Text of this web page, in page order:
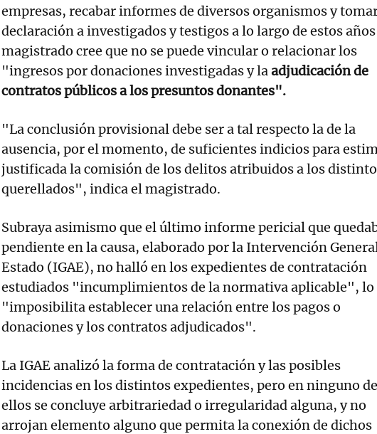
empresas, recabar informes de diversos organismos y
declaración a investigados y testigos a lo largo de estos
magistrado cree que no se puede vincular o relacionar los
"ingresos por donaciones investigadas y laadjudicación de
contratos públicos a los presuntos donantes".
"La conclusión provisional debe ser a tal respecto la de la
ausencia, por el momento, de suficientes indicios para
justificada la comisión de los delitos atribuidos a los
querellados", indica el magistrado.
Subraya asimismo que el último informe pericial que
pendiente en la causa, elaborado por la Intervención
Estado (IGAE), no halló en los expedientes de contratación
estudiados "incumplimientos de la normativa aplicable", lo
"imposibilita establecer una relación entre los pagos o
donaciones y los contratos adjudicados".
La IGAE analizó la forma de contratación y las posibles
incidencias en los distintos expedientes, pero en ninguno de
ellos se concluye arbitrariedad o irregularidad alguna, y no
arrojan elemento alguno que permita la conexión de dichos